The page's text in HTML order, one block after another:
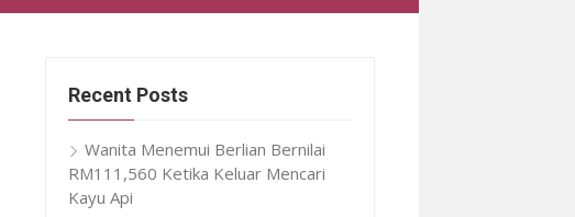
Recent Posts
Wanita Menemui Berlian Bernilai
RM111,560 Ketika Keluar Mencari
Kayu Api